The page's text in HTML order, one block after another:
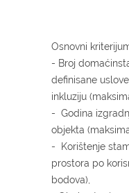
Osnovni
- Broj
definisane
inkluziju
- Godina
objekta
- Korištenje
prostora po
bodova),